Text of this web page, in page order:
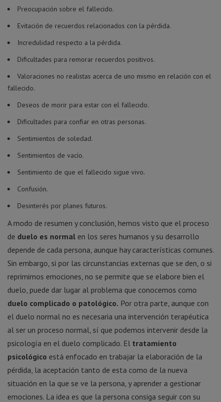
Preocupación sobre el fallecido.
Evitación de recuerdos relacionados con la pérdida.
Incredulidad respecto a la pérdida.
Dificultades para remorar recuerdos positivos.
Valoraciones no realistas acerca de uno mismo en relación con el
fallecido.
Deseos de morir para estar con el fallecido.
Dificultades para confiar en otras personas.
Sentimientos de soledad.
Sentimientos de vacío.
Sentimiento de que el fallecido sigue vivo.
Confusión.
Desinterés por planes futuros.
A modo de resumen y conclusión, hemos visto que el proceso
de duelo es normal en los seres humanos y su desarrollo
depende de cada persona, aunque hay características comunes.
Sin embargo, si por las circunstancias externas que se den, o si
reprimimos emociones, no se permite que se elabore bien el
duelo, puede dar lugar al problema que conocemos como
duelo complicado o patológico. Por otra parte, aunque con
el duelo normal no es necesaria una intervención terapéutica
al ser un proceso normal, sí que podemos intervenir desde la
psicología en el duelo complicado. El tratamiento
psicológico está enfocado en trabajar la elaboración de la
pérdida, la aceptación tanto de esta como de la nueva
situación en la que se ve la persona, y aprender a gestionar
emociones. La idea es que la persona consiga seguir con su